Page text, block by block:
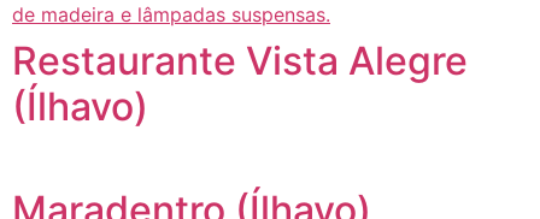
Restaurante Vista Alegre
(Ílhavo)